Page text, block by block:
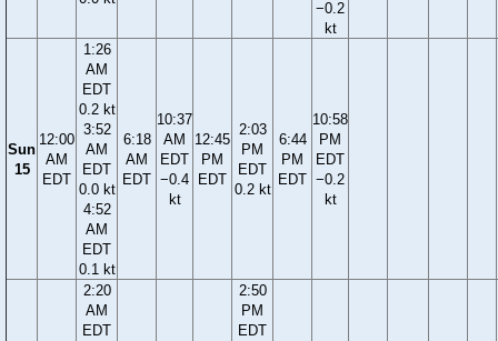
−0.2
kt
Sun
15
12:00
AM
EDT
1:26
AM
EDT
0.2 kt
3:52
AM
EDT
0.0 kt
4:52
AM
EDT
0.1 kt
6:18
AM
EDT
10:37
AM
EDT
−0.4
kt
12:45
PM
EDT
2:03
PM
EDT
0.2 kt
6:44
PM
EDT
10:58
PM
EDT
−0.2
kt
2:20
AM
EDT
2:50
PM
EDT